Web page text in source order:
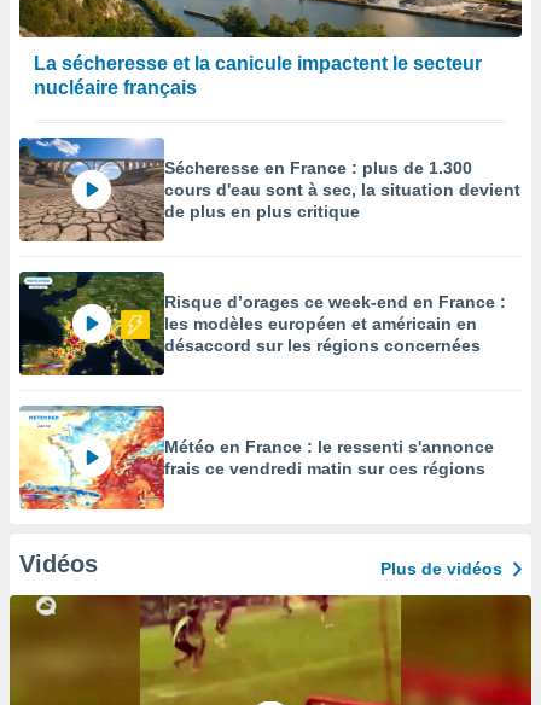
La sécheresse et la canicule impactent le secteur
nucléaire français
Sécheresse en France : plus de 1.300
cours d'eau sont à sec, la situation devient
de plus en plus critique
Risque d’orages ce week-end en France :
les modèles européen et américain en
désaccord sur les régions concernées
Météo en France : le ressenti s'annonce
frais ce vendredi matin sur ces régions
Vidéos Plus de vidéos